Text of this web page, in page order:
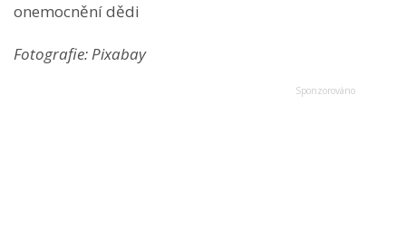
onemocnění dědi
Fotografie: Pixabay